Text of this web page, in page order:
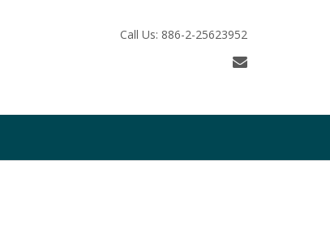
Call Us: 886-2-25623952